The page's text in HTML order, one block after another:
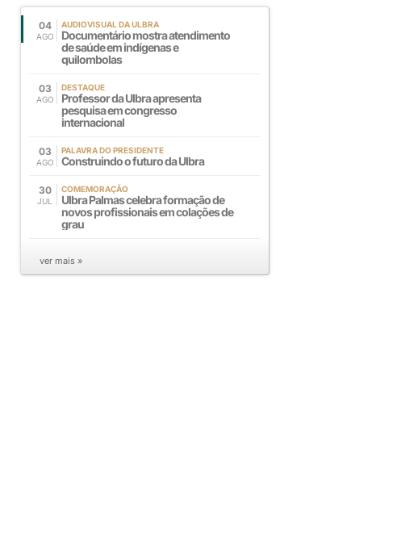
04
AGO
AUDIOVISUAL DA ULBRA
Documentário mostra atendimento
de saúde em indígenas e
quilombolas
03
AGO
DESTAQUE
Professor da Ulbra apresenta
pesquisa em congresso
internacional
03
AGO
PALAVRA DO PRESIDENTE
Construindo o futuro da Ulbra
30
JUL
COMEMORAÇÃO
Ulbra Palmas celebra formação de
novos profissionais em colações de
grau
ver mais »